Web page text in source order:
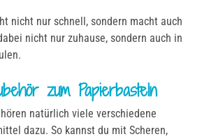
nicht nur schnell, sondern macht auch
nicht nur zuhause, sondern auch in
zum Papierbasteln
natürlich viele verschiedene
dazu. So kannst du mit Scheren,